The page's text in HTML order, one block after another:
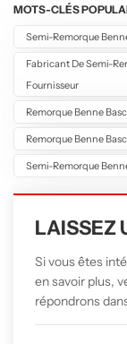
MOTS-CLÉS
Semi-Remorque
Fabricant De Semi-
Fournisseur
Remorque Benne
Remorque Benne
Semi-Remorque
LAISSEZ
Si vous êtes
en savoir plus,
répondrons